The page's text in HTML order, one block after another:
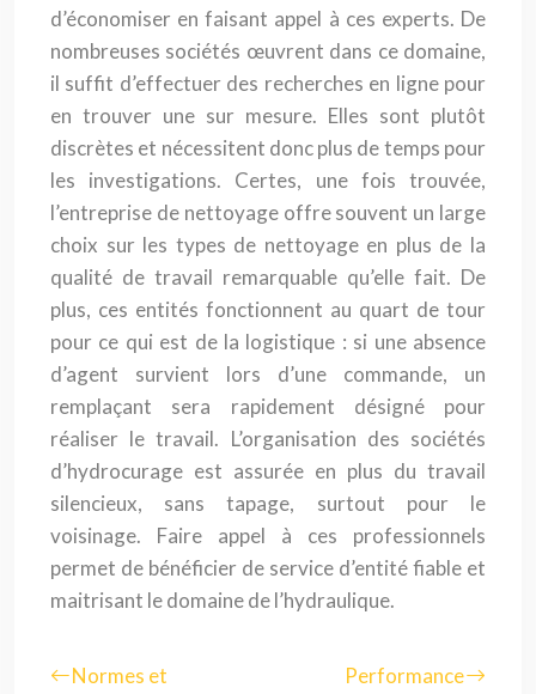
d’économiser en faisant appel à ces experts. De
nombreuses sociétés œuvrent dans ce domaine,
il suffit d’effectuer des recherches en ligne pour
en trouver une sur mesure. Elles sont plutôt
discrètes et nécessitent donc plus de temps pour
les investigations. Certes, une fois trouvée,
l’entreprise de nettoyage offre souvent un large
choix sur les types de nettoyage en plus de la
qualité de travail remarquable qu’elle fait. De
plus, ces entités fonctionnent au quart de tour
pour ce qui est de la logistique : si une absence
d’agent survient lors d’une commande, un
remplaçant sera rapidement désigné pour
réaliser le travail. L’organisation des sociétés
d’hydrocurage est assurée en plus du travail
silencieux, sans tapage, surtout pour le
voisinage. Faire appel à ces professionnels
permet de bénéficier de service d’entité fiable et
maitrisant le domaine de l’hydraulique.
Normes et
Performance